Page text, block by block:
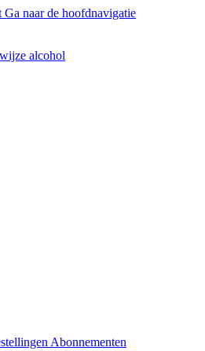
Ga naar de hoofdnavigatie
alcohol
Abonnementen